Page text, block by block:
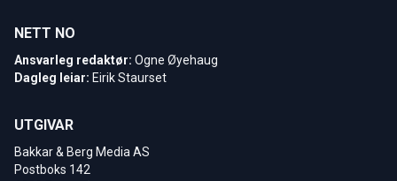
NETT NO
Ansvarleg redaktør: Ogne Øyehaug
Dagleg leiar: Eirik Staurset
UTGIVAR
Bakkar & Berg Media AS
Postboks 142